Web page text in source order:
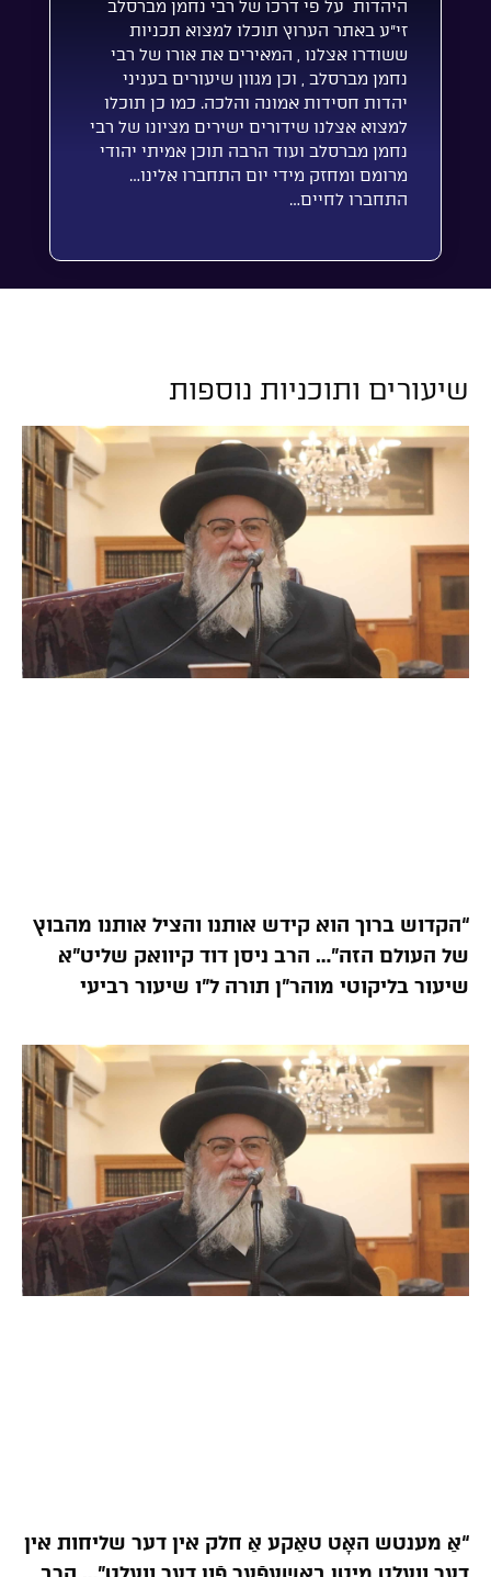
היהדות על פי דרכו של רבי נחמן מברסלב
זי”ע באתר הערוץ תוכלו למצוא תכניות
ששודרו אצלנו , המאירים את אורו של רבי
נחמן מברסלב , וכן מגוון שיעורים בעניני
יהדות חסידות אמונה והלכה. כמו כן תוכלו
למצוא אצלנו שידורים ישירים מציונו של רבי
נחמן מברסלב ועוד הרבה תוכן אמיתי יהודי
מרומם ומחזק מידי יום התחברו אלינו…
התחברו לחיים…
שיעורים ותוכניות נוספות
“הקדוש ברוך הוא קידש אותנו והציל אותנו מהבוץ
של העולם הזה”… הרב ניסן דוד קיוואק שליט”א
שיעור בליקוטי מוהר”ן תורה ל”ו שיעור רביעי
“אַ מענטש האָט טאַקע אַ חלק אין דער שליחות אין